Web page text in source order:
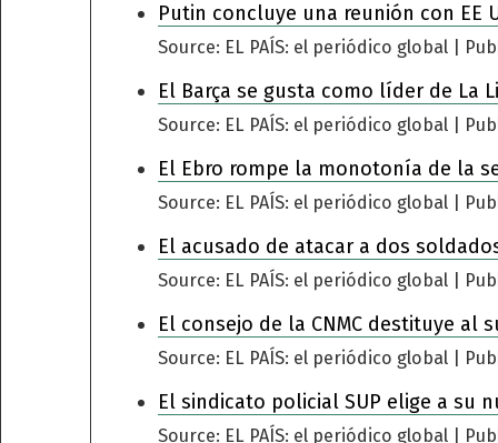
Putin concluye una reunión con EE
Source: EL PAÍS: el periódico global
El Barça se gusta como líder de La
Source: EL PAÍS: el periódico global
El Ebro rompe la monotonía de la
Source: EL PAÍS: el periódico global
El acusado de atacar a dos
Source: EL PAÍS: el periódico global
El consejo de la CNMC destituye
Source: EL PAÍS: el periódico global
El sindicato policial SUP elige a su
Source: EL PAÍS: el periódico global